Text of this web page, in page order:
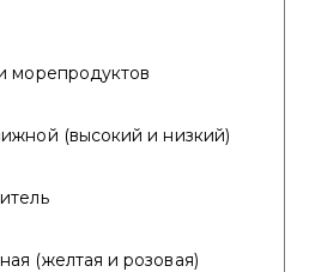
морепродуктов
(высокий и низкий)
(желтая и розовая)